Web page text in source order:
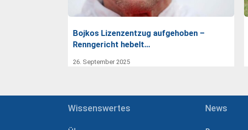
Bojkos Lizenzentzug aufgehoben –
Renngericht hebelt…
26. September 2025
Wissenswertes News